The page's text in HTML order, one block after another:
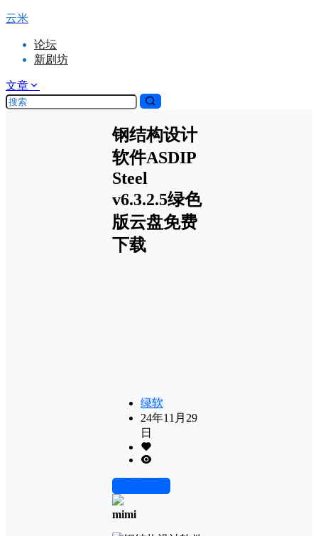
云米
论坛
新剧坊
文章
钢结构设计
软件ASDIP
Steel
v6.3.2.5绿色
版云盘免费
下载
绿软
24年11月29
日
mimi